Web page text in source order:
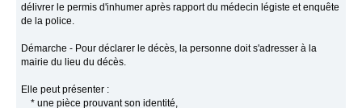
délivrer le permis d'inhumer après rapport du médecin légiste et enquête
de la police.
Démarche - Pour déclarer le décès, la personne doit s'adresser à la
mairie du lieu du décès.
Elle peut présenter :
* une pièce prouvant son identité,